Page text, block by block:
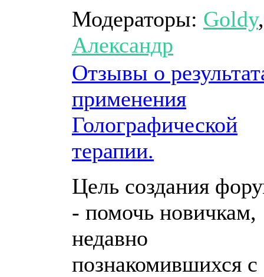
Модераторы: Goldy,
Александр
Отзывы о
применения
Голографической
терапии.
Цель создания
- помочь новичкам,
недавно
познакомившихся с